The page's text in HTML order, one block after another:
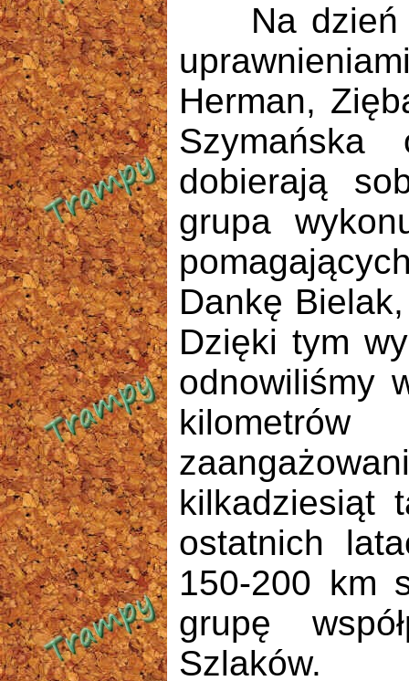
Na dzień
Herman,
Szymańska
dobierają
grupa
Dankę
Dzięki tym
odnowiliśmy
kilkadziesiąt
ostatnich
150-200 km
grupę
Szlaków.